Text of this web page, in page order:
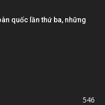
quốc lần thứ ba, những
546